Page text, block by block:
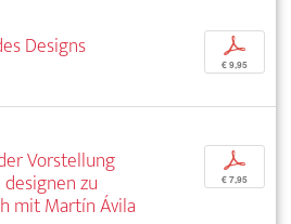
Designs
p
€ 9,95
Vorstellung
zu
mit Martín Ávila
p
€ 7,95